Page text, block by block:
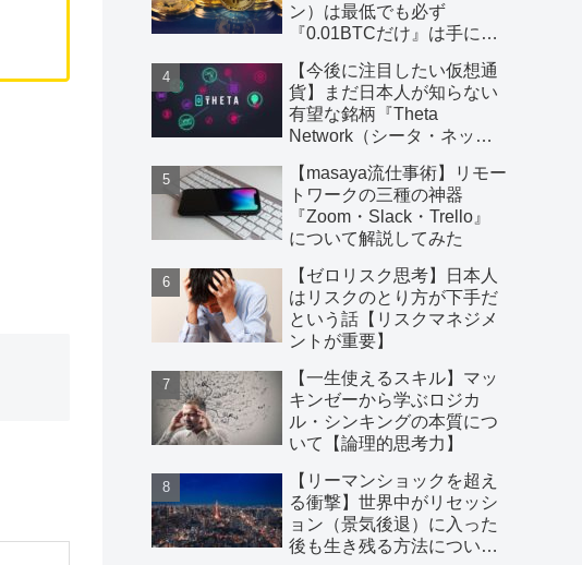
ン）は最低でも必ず
『0.01BTCだけ』は手に入
【今後に注目したい仮想通
貨】まだ日本人が知らない
有望な銘柄『Theta
Network（シータ・ネット
やすく説明してみた
【masaya流仕事術】リモー
トワークの三種の神器
『Zoom・Slack・Trello』
について解説してみた
【ゼロリスク思考】日本人
はリスクのとり方が下手だ
という話【リスクマネジメ
ントが重要】
【一生使えるスキル】マッ
キンゼーから学ぶロジカ
ル・シンキングの本質につ
いて【論理的思考力】
【リーマンショックを超え
る衝撃】世界中がリセッシ
ョン（景気後退）に入った
後も生き残る方法について